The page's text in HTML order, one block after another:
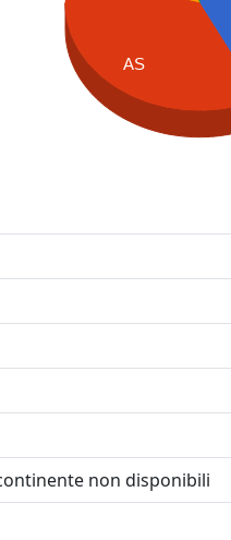
AS
non disponibili